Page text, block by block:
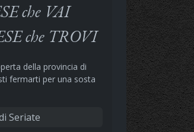
che VAI
che TROVI
della provincia di
fermarti per una sosta
Seriate